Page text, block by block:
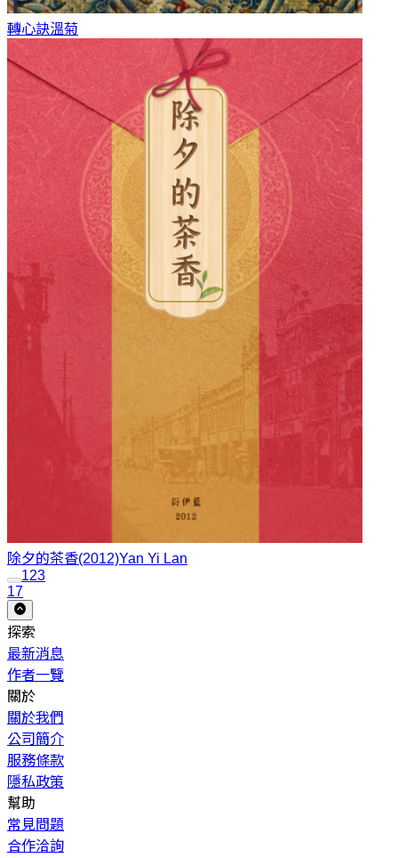
轉心訣溫菊
除夕的茶香(2012)Yan Yi Lan
123
17
探索
最新消息
作者一覽
關於
關於我們
公司簡介
服務條款
隱私政策
幫助
常見問題
合作洽詢